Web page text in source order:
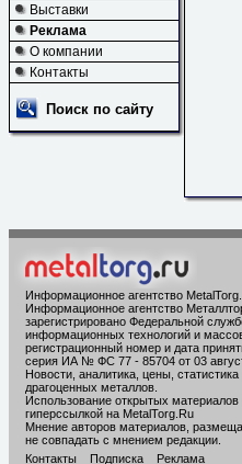
Выставки
Реклама
О компании
Контакты
Поиск по сайту
Информационное агентство
Информационное агентство
зарегистрировано Федеральной
информационных технологий и
регистрационный номер и дата
серия ИА № ФС 77 - 85704 от 03
Новости, аналитика, цены,
драгоценных металлов.
Использование открытых
гиперссылкой на MetalTorg.Ru
Мнение авторов материалов,
не совпадать с мнением редакции.
Контакты
Подписка Реклама